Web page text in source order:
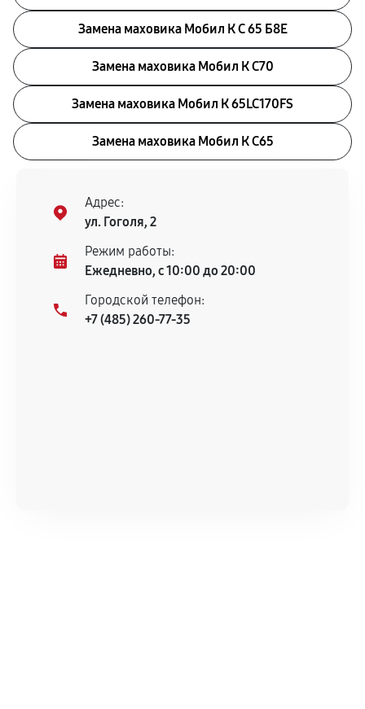
Замена маховика Мобил К С 65 Б8Е
Замена маховика Мобил К С70
Замена маховика Мобил К 65LC170FS
Замена маховика Мобил К С65
Адрес:
ул. Гоголя, 2
Режим работы:
Ежедневно, с 10:00 до 20:00
Городской телефон:
+7 (485) 260-77-35